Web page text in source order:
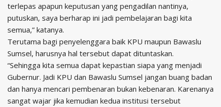
terlepas apapun keputusan yang pengadilan nantinya,
putuskan, saya berharap ini jadi pembelajaran bagi kita
semua,” katanya.
Terutama bagi penyelenggara baik KPU maupun Bawaslu
Sumsel, harusnya hal tersebut dapat dituntaskan.
“Sehingga kita semua dapat kepastian siapa yang menjadi
Gubernur. Jadi KPU dan Bawaslu Sumsel jangan buang badan
dan hanya mencari pembenaran bukan kebenaran. Karenanya
sangat wajar jika kemudian kedua institusi tersebut